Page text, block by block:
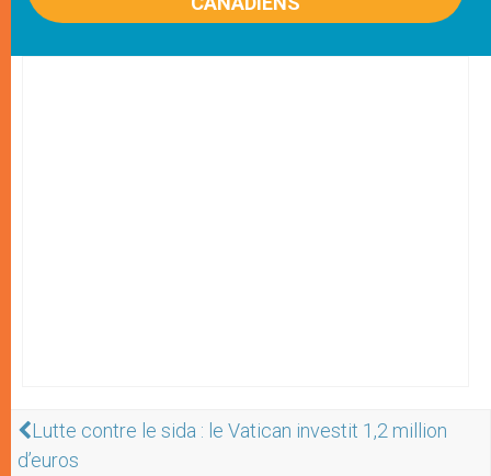
Lutte contre le sida : le Vatican investit 1,2 million
d’euros